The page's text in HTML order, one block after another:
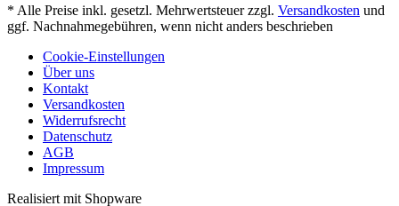
* Alle Preise inkl. gesetzl. Mehrwertsteuer zzgl. Versandkosten und
ggf. Nachnahmegebühren, wenn nicht anders beschrieben
Cookie-Einstellungen
Über uns
Kontakt
Versandkosten
Widerrufsrecht
Datenschutz
AGB
Impressum
Realisiert mit Shopware